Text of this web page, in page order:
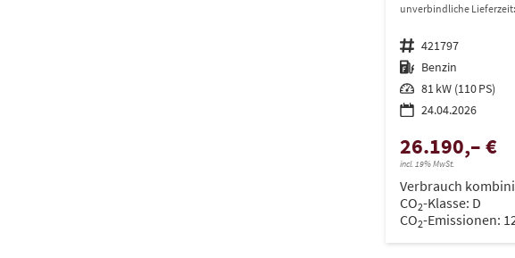
unverbindliche Lieferzeit:
Fahrzeugnr. 421797
Kraftstoff Benzin
Leistung 81 kW (110 PS)
24.04.2026
26.190,– €
incl. 19% MwSt.
Verbrauch
CO2-Klasse: D
CO2-Emissionen: